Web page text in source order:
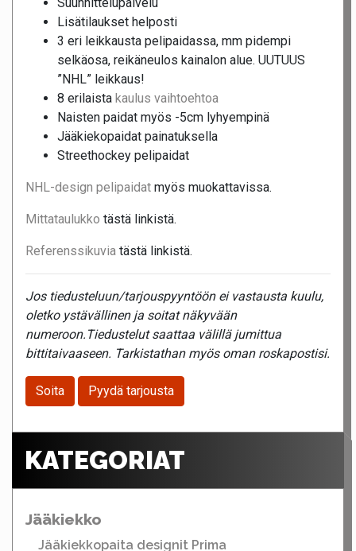
Suunnittelupalvelu
Lisätilaukset helposti
3 eri leikkausta pelipaidassa, mm pidempi
selkäosa, reikäneulos kainalon alue. UUTUUS
”NHL” leikkaus!
8 erilaista kaulus vaihtoehtoa
Naisten paidat myös -5cm lyhyempinä
Jääkiekopaidat painatuksella
Streethockey pelipaidat
NHL-design pelipaidat myös muokattavissa.
Mittataulukko tästä linkistä.
Referenssikuvia tästä linkistä.
Jos tiedusteluun/tarjouspyyntöön ei vastausta kuulu,
oletko ystävällinen ja soitat näkyvään
numeroon.Tiedustelut saattaa välillä jumittua
bittitaivaaseen. Tarkistathan myös oman roskapostisi.
Soita Pyydä tarjousta
KATEGORIAT
Jääkiekko
Jääkiekkopaita designit Prima